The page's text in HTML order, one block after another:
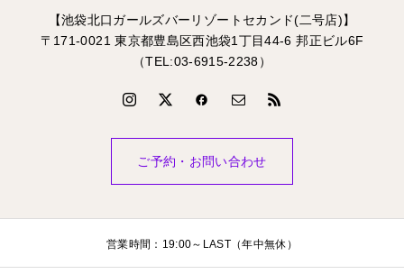
【池袋北口ガールズバーリゾートセカンド(二号店)】
〒171-0021 東京都豊島区西池袋1丁目44-6 邦正ビル6F
（TEL:03-6915-2238）
ご予約・お問い合わせ
営業時間：19:00～LAST（年中無休）